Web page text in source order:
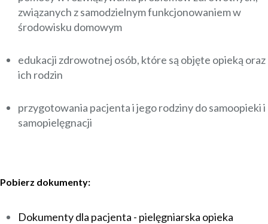
związanych z samodzielnym funkcjonowaniem w
środowisku domowym
edukacji zdrowotnej osób, które są objęte opieką oraz
ich rodzin
przygotowania pacjenta i jego rodziny do samoopieki i
samopielęgnacji
Pobierz dokumenty:
Dokumenty dla pacjenta - pielęgniarska opieka